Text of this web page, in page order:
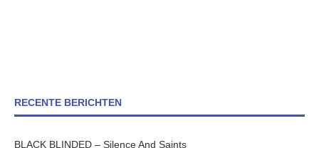
RECENTE BERICHTEN
BLACK BLINDED – Silence And Saints